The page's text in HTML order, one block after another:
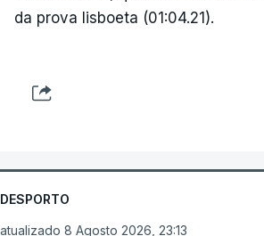
da prova lisboeta (01:04.21).
DESPORTO
atualizado 8 Agosto 2026, 23:13